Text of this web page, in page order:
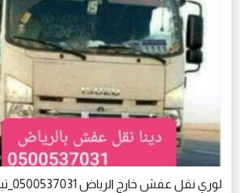
لوري نقل عفش خارج الرياض 0500537031_تبوك الدمام